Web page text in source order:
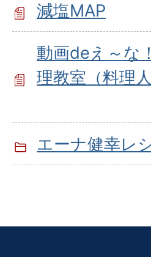
減塩MAP
動画deえ～な
理教室（料理人
エーナ健幸レ